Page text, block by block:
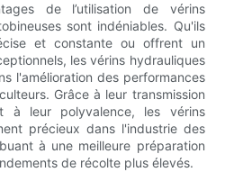
de l’utilisation de vérins
sont indéniables. Qu'ils
et constante ou offrent un
les vérins hydrauliques
l'amélioration des performances
Grâce à leur transmission
à leur polyvalence, les vérins
précieux dans l'industrie des
à une meilleure préparation
de récolte plus élevés.